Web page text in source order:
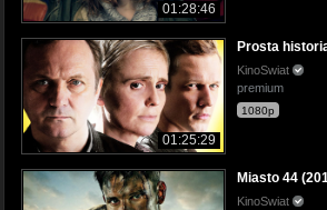
01:28:46
01:25:29
Prosta
KinoSwiat
premium
1080p
Miasto 44
KinoSwiat